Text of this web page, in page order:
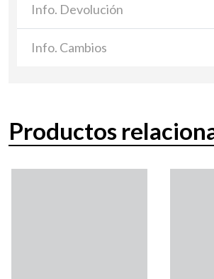
Info. Devolución
Info. Cambios
Productos